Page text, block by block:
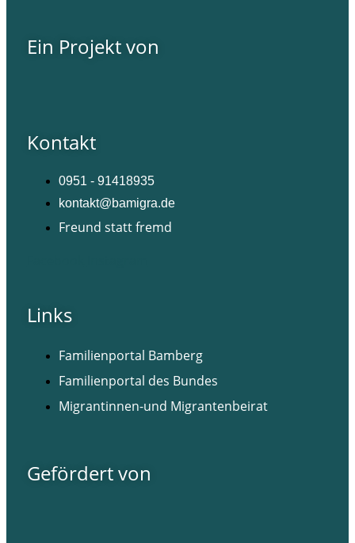
Ein Projekt von
Kontakt
0951 - 91418935
kontakt@bamigra.de
Freund statt fremd
Links
Familienportal Bamberg
Familienportal des Bundes
Migrantinnen-und Migrantenbeirat
Gefördert von